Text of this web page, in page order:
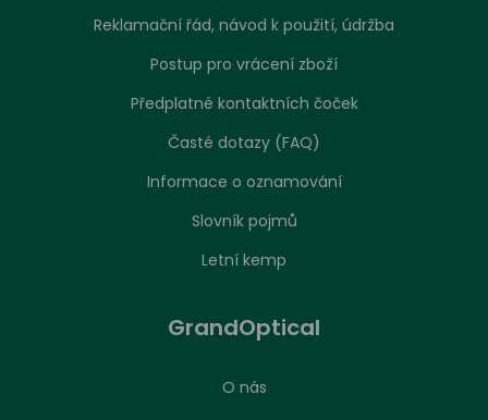
Reklamační řád, návod k použití, údržba
Postup pro vrácení zboží
Předplatné kontaktních čoček
Časté dotazy (FAQ)
Informace o oznamování
Slovník pojmů
Letní kemp
GrandOptical
O nás